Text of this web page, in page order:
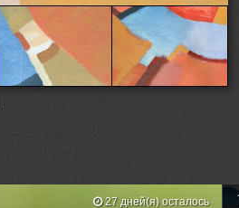
27 дней(я) осталось